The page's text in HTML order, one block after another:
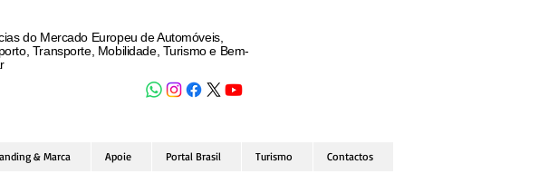
do Mercado Europeu de Automóveis,
Transporte, Mobilidade, Turismo e Bem-
& Marca Apoie Portal Brasil Turismo Contactos